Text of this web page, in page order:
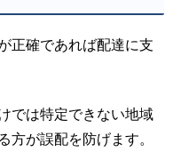
正確であれば配達に支
では特定できない地域
方が誤配を防げます。